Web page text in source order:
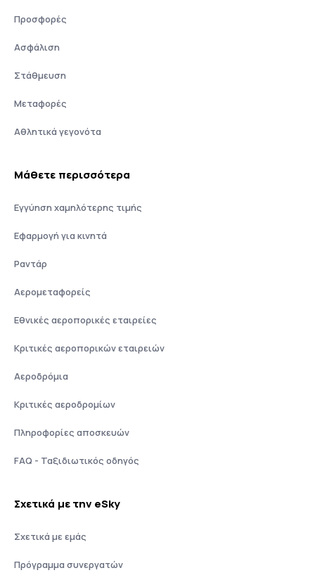
Προσφορές
Ασφάλιση
Στάθμευση
Μεταφορές
Αθλητικά γεγονότα
Μάθετε περισσότερα
Εγγύηση χαμηλότερης τιμής
Εφαρμογή για κινητά
Ραντάρ
Αερομεταφορείς
Εθνικές αεροπορικές εταιρείες
Κριτικές αεροπορικών εταιρειών
Αεροδρόμια
Κριτικές αεροδρομίων
Πληροφορίες αποσκευών
FAQ - Ταξιδιωτικός οδηγός
Σχετικά με την eSky
Σχετικά με εμάς
Πρόγραμμα συνεργατών